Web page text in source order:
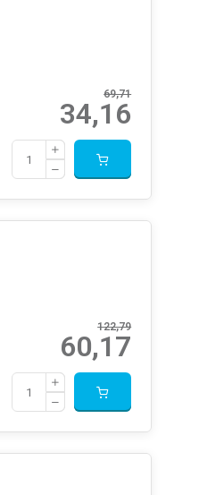
69,71
34,16
122,79
60,17